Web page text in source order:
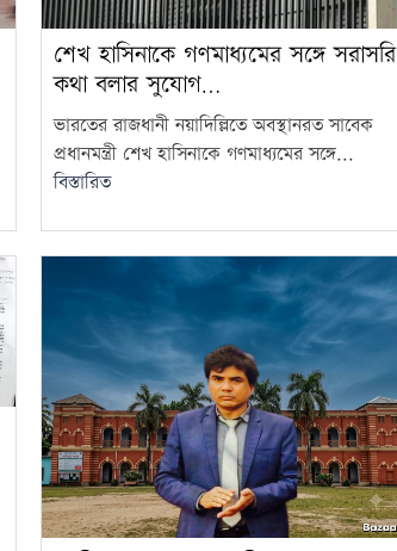
শেখ হাসিনাকে গণমাধ্যমের সঙ্গে সরাসরি
কথা বলার সুযোগ…
ভারতের রাজধানী নয়াদিল্লিতে অবস্থানরত সাবেক
প্রধানমন্ত্রী শেখ হাসিনাকে গণমাধ্যমের সঙ্গে...
বিস্তারিত